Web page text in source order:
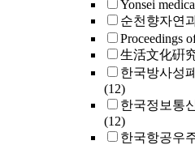
Yonsei
순천향자연
Proceedings
生活文化硏
한국방사성
(12)
한국정보통
(12)
한국항공우